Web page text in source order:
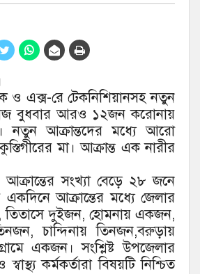
ও এক্স-রে টেকনিশিয়ানসহ নতুন
বুধবার আরও ১২জন করোনায়
নতুন আক্রান্তদের মধ্যে আরো
মা। আক্রান্ত এক নারীর
আক্রান্তের সংখ্যা বেড়ে ২৮ জনে
একদিনে আক্রান্তের মধ্যে জেলার
তিতাসে দুইজন, হোমনায় একজন,
চান্দিনায় তিনজন,বরুড়ায়
একজন। সংশ্লিষ্ট উপজেলার
স্বাস্থ্য কর্মকর্তারা বিষয়টি নিশ্চিত